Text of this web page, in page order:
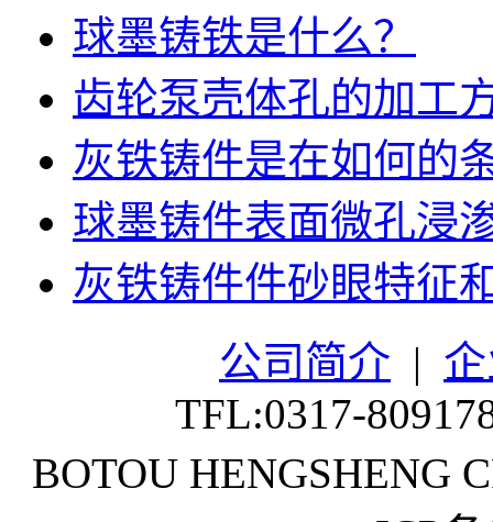
球墨铸铁是什么？
齿轮泵壳体孔的加工
灰铁铸件是在如何的
球墨铸件表面微孔浸
灰铁铸件件砂眼特征
公司简介 |
TFL:0317-
BOTOU HENGSHENG